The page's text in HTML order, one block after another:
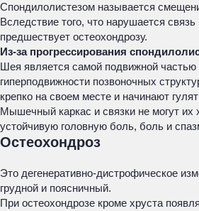
Спондилолистезом называется
Вследствие того, что нарушается
предшествует остеохондрозу.
Из-за прогрессирования
Шея является самой подвижной частью
гиперподвижности позвоночных
крепко на своем месте и начинают
Мышечный каркас и связки не могут их
устойчивую головную боль, боль и
Остеохондроз
Это дегенеративно-дистрофическое
грудной и поясничный.
При остеохондрозе кроме хруста